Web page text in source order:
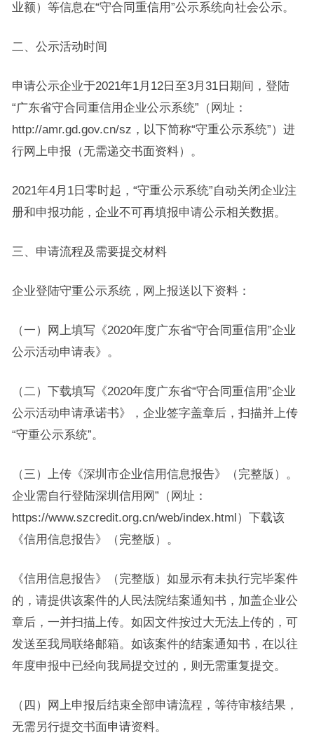
业额）等信息在“守合同重信用”公示系统向社会公示。
二、公示活动时间
申请公示企业于2021年1月12日至3月31日期间，登陆
“广东省守合同重信用企业公示系统”（网址：
http://amr.gd.gov.cn/sz，以下简称“守重公示系统”）进
行网上申报（无需递交书面资料）。
2021年4月1日零时起，“守重公示系统”自动关闭企业注
册和申报功能，企业不可再填报申请公示相关数据。
三、申请流程及需要提交材料
企业登陆守重公示系统，网上报送以下资料：
（一）网上填写《2020年度广东省“守合同重信用”企业
公示活动申请表》。
（二）下载填写《2020年度广东省“守合同重信用”企业
公示活动申请承诺书》，企业签字盖章后，扫描并上传
“守重公示系统”。
（三）上传《深圳市企业信用信息报告》（完整版）。
企业需自行登陆深圳信用网”（网址：
https://www.szcredit.org.cn/web/index.html）下载该
《信用信息报告》（完整版）。
《信用信息报告》（完整版）如显示有未执行完毕案件
的，请提供该案件的人民法院结案通知书，加盖企业公
章后，一并扫描上传。如因文件按过大无法上传的，可
发送至我局联络邮箱。如该案件的结案通知书，在以往
年度申报中已经向我局提交过的，则无需重复提交。
（四）网上申报后结束全部申请流程，等待审核结果，
无需另行提交书面申请资料。